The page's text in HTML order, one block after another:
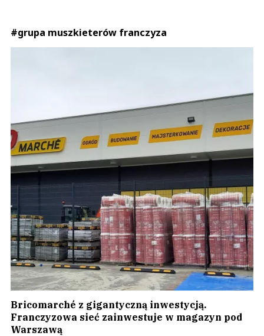
#grupa muszkieterów franczyza
Bricomarché z gigantyczną inwestycją.
Franczyzowa sieć zainwestuje w magazyn pod
Warszawą